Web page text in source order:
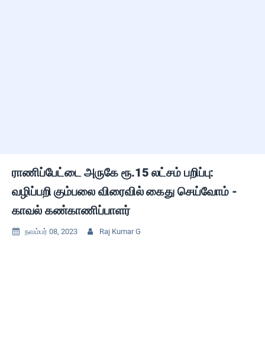
ராணிப்பேட்டை அருகே ரூ.15 லட்சம் பறிப்பு:
வழிப்பறி கும்பலை விரைவில் கைது செய்வோம் -
காவல் கண்காணிப்பாளர்
 நவம்பர் 08, 2023  Raj Kumar G